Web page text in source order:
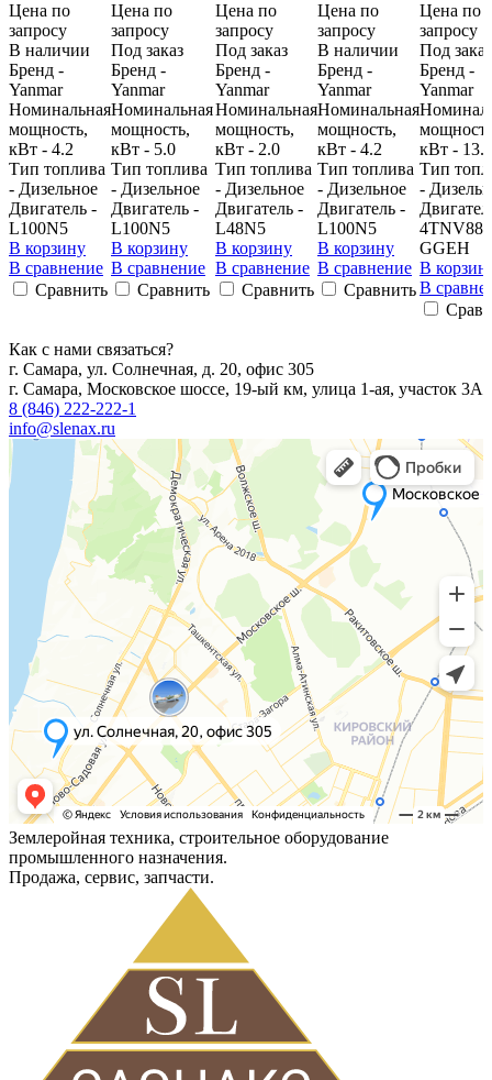
Цена по
запросу
В наличии
Бренд -
Yanmar
Номинальная
мощность,
кВт - 4.2
Тип топлива
- Дизельное
Двигатель -
L100N5
В корзину
В сравнение
Сравнить
Цена по
запросу
Под заказ
Бренд -
Yanmar
Номинальная
мощность,
кВт - 5.0
Тип топлива
- Дизельное
Двигатель -
L100N5
В корзину
В сравнение
Сравнить
Цена по
запросу
Под заказ
Бренд -
Yanmar
Номинальная
мощность,
кВт - 2.0
Тип топлива
- Дизельное
Двигатель -
L48N5
В корзину
В сравнение
Сравнить
Цена по
запросу
В наличии
Бренд -
Yanmar
Номинальная
мощность,
кВт - 4.2
Тип топлива
- Дизельное
Двигатель -
L100N5
В корзину
В сравнение
Сравнить
Цена по
запросу
Под заказ
Бренд -
Yanmar
кВт - 13.7
Тип
-
4TNV88-
GGEH
В
В
Как с нами связаться?
г. Самара, ул. Солнечная, д. 20, офис 305
г. Самара, Московское шоссе, 19-ый км, улица 1-ая, участок 3А
8 (846) 222-222-1
info@slenax.ru
Землеройная техника, строительное оборудование
промышленного назначения.
Продажа, сервис, запчасти.